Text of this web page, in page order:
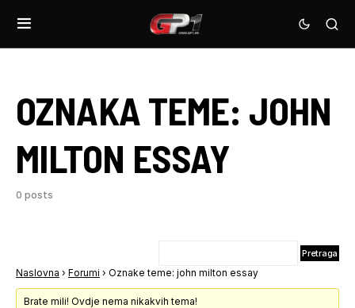
OZNAKA TEME: JOHN
MILTON ESSAY
0 posts
Naslovna › Forumi › Oznake teme: john milton essay
Brate mili! Ovdje nema nikakvih tema!